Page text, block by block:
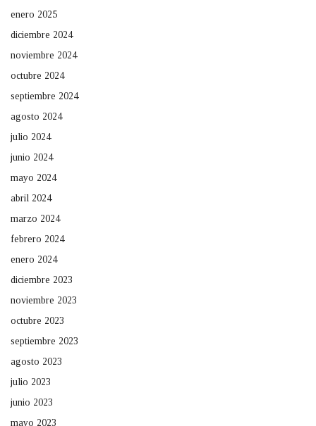
enero 2025
diciembre 2024
noviembre 2024
octubre 2024
septiembre 2024
agosto 2024
julio 2024
junio 2024
mayo 2024
abril 2024
marzo 2024
febrero 2024
enero 2024
diciembre 2023
noviembre 2023
octubre 2023
septiembre 2023
agosto 2023
julio 2023
junio 2023
mayo 2023